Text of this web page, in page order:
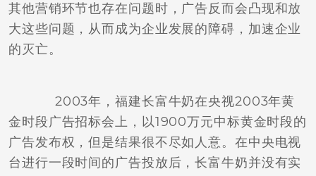
其他营销环节也存在问题时，广告反而会凸现和放
大这些问题，从而成为企业发展的障碍，加速企业
的灭亡。
2003年，福建长富牛奶在央视2003年黄
金时段广告招标会上，以1900万元中标黄金时段的
广告发布权，但是结果很不尽如人意。在中央电视
台进行一段时间的广告投放后，长富牛奶并没有实